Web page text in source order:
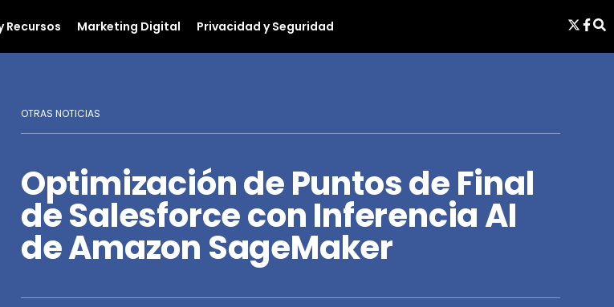
Recursos Marketing Digital Privacidad y Seguridad
OTRAS NOTICIAS
Optimización de Puntos de Final
de Salesforce con Inferencia AI
de Amazon SageMaker